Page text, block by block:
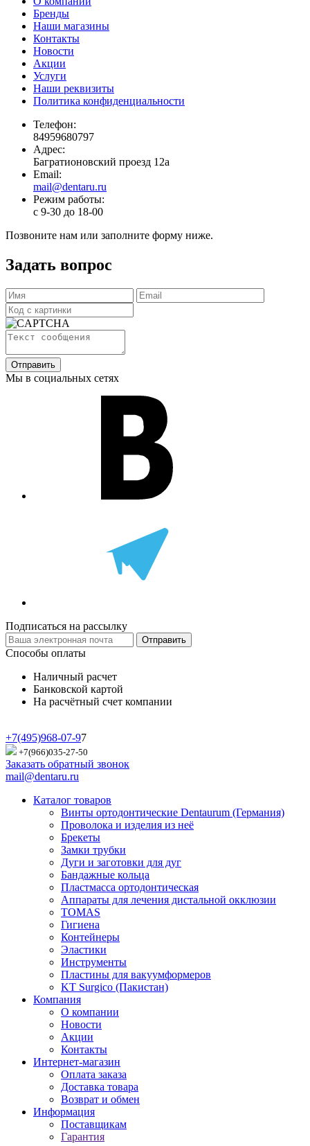
Бренды
Наши магазины
Контакты
Новости
Акции
Услуги
Наши реквизиты
Политика конфиденциальности
Телефон:
84959680797
Адрес:
Багратионовский проезд 12а
Email:
mail@dentaru.ru
Режим работы:
с 9-30 до 18-00
Позвоните нам или заполните форму ниже.
Задать вопрос
Отправить
Мы в социальных сетях
Подписаться на рассылку
Отправить
Способы оплаты
Наличный расчет
Банковской картой
На расчётный счет компании
+7(495)968-07-97
+7(966)035-27-50
Заказать обратный звонок
mail@dentaru.ru
Каталог товаров
Винты ортодонтические Dentaurum (Германия)
Проволока и изделия из неё
Брекеты
Замки трубки
Дуги и заготовки для дуг
Бандажные кольца
Пластмасса ортодонтическая
Аппараты для лечения дистальной окклюзии
TOMAS
Гигиена
Контейнеры
Эластики
Инструменты
Пластины для вакуумформеров
KT Surgico (Пакистан)
Компания
О компании
Новости
Акции
Контакты
Интернет-магазин
Оплата заказа
Доставка товара
Возврат и обмен
Информация
Поставщикам
Гарантия